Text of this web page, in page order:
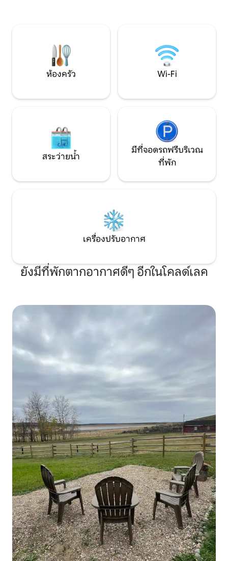
และพื้นที่ตั้งแคมป์
ห้องครัว Wi-Fi
สระว่ายน้ำ
มีที่จอดรถฟรีบริเวณ
ที่พัก
เครื่องปรับอากาศ
ยังมีที่พักตากอากาศดีๆ อีกในโคลด์เลค